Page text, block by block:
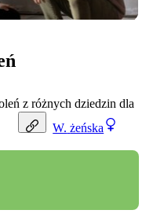
W. żeńska
z różnych dziedzin dla